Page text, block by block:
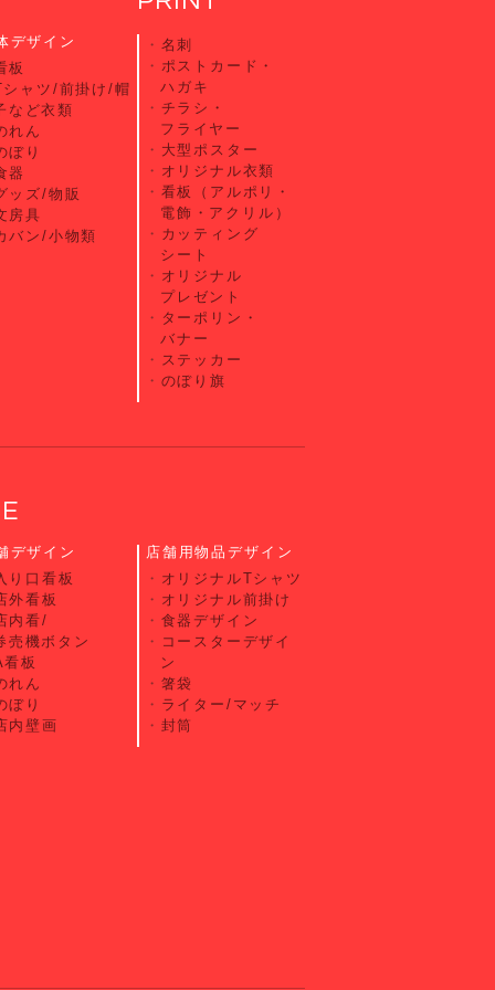
デザイン
板
シャツ/前掛け/帽
など衣類
れん
ぼり
器
ッズ/物販
房具
バン/小物類
名刺
ポストカード・
ハガキ
チラシ・
フライヤー
大型ポスター
オリジナル衣類
看板（アルポリ・
電飾・アクリル）
カッティング
シート
オリジナル
プレゼント
ターポリン・
バナー
ステッカー
のぼり旗
デザイン
り口看板
外看板
内看/
売機ボタン
看板
れん
ぼり
内壁画
店舗用物品デザイン
オリジナルTシャツ
オリジナル前掛け
食器デザイン
コースターデザイ
ン
箸袋
ライター/マッチ
封筒